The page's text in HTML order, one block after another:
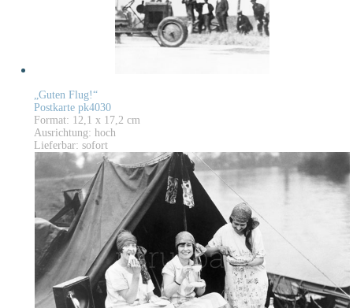
„Guten Flug!“
Postkarte pk4030
Format: 12,1 x 17,2 cm
Ausrichtung: hoch
Lieferbar: sofort